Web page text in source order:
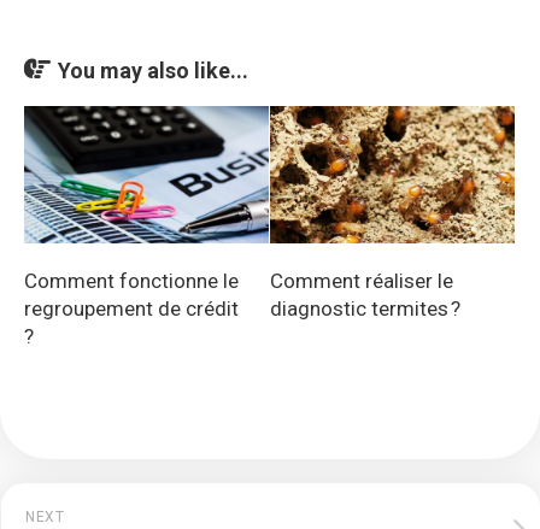
You may also like...
Comment fonctionne le
regroupement de crédit
?
Comment réaliser le
diagnostic termites ?
NEXT